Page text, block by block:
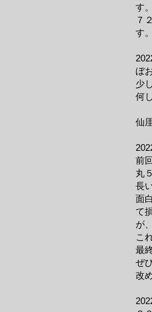
す。
７
す。
ぼ
少
何
仙
前
丸
長
面
て
が
こ
最
ぜ
改